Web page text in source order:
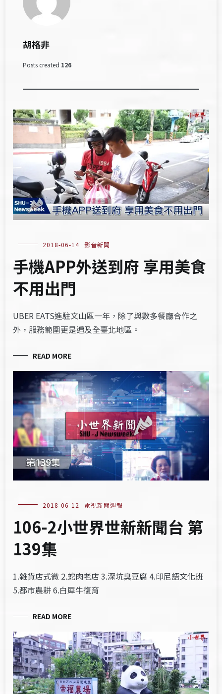
胡格非
Posts created 126
2018-06-14 影音新聞
手機APP外送到府 享用美食
不用出門
UBER EATS進駐文山區一年，除了與數多餐廳合作之
外，服務範圍更是遍及全臺北地區。
READ MORE
2018-06-12 電視新聞週報
106-2小世界世新新聞台 第
139集
1.雜貨店式微 2.蛇肉老店 3.深坑臭豆腐 4.印尼語文化班
5.都市農耕 6.白犀牛復育
READ MORE